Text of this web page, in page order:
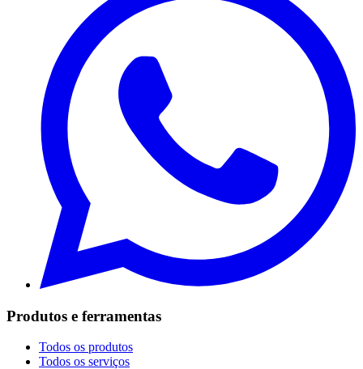
Produtos e ferramentas
Todos os produtos
Todos os serviços